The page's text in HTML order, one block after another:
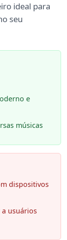
ideal para
seu
e
músicas
dispositivos
usuários